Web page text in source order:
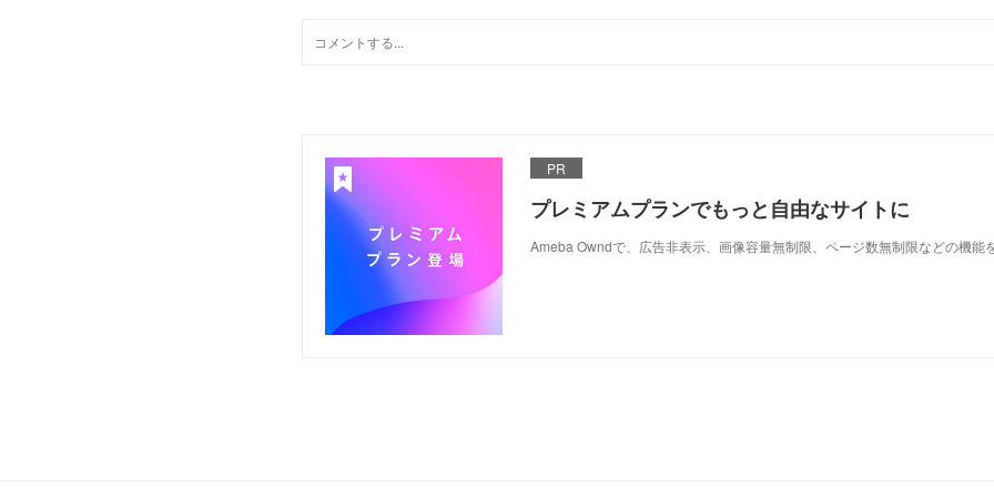
PR
プレミアムプランでもっと自由なサイトに
Ameba Owndで、広告非表示、画像容量無制限、ページ数無制限などの機能